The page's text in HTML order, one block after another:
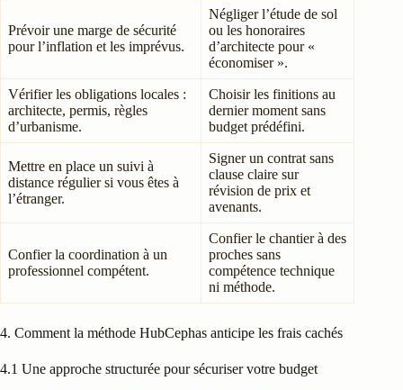
Prévoir une marge de sécurité
pour l’inflation et les imprévus.
Négliger l’étude de sol
ou les honoraires
d’architecte pour «
économiser ».
Vérifier les obligations locales :
architecte, permis, règles
d’urbanisme.
Choisir les finitions au
dernier moment sans
budget prédéfini.
Mettre en place un suivi à
distance régulier si vous êtes à
l’étranger.
Signer un contrat sans
clause claire sur
révision de prix et
avenants.
Confier la coordination à un
professionnel compétent.
Confier le chantier à des
proches sans
compétence technique
ni méthode.
4. Comment la méthode HubCephas anticipe les frais cachés
4.1 Une approche structurée pour sécuriser votre budget